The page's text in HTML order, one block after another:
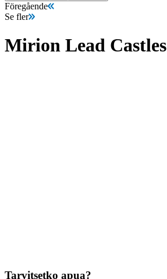
Föregående
Se fler
Mirion Lead Castles
Tarvitsetko apua?